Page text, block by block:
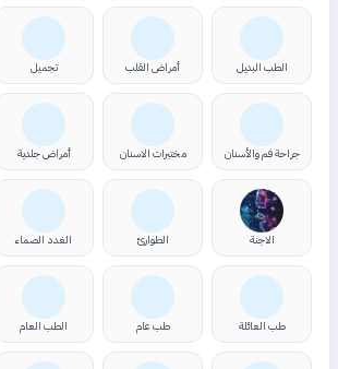
الطب البديل أمراض القلب تجميل
جراحة فم والأسنان مختبرات الاسنان أمراض جلدية
الاجنة الطوارئ الغدد الصماء
طب العائلة طب عام الطب العام